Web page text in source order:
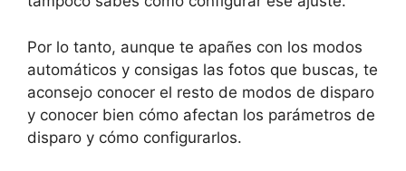
Por lo tanto, aunque te apañes con los modos
automáticos y consigas las fotos que buscas, te
aconsejo conocer el resto de modos de disparo
y conocer bien cómo afectan los parámetros de
disparo y cómo configurarlos.